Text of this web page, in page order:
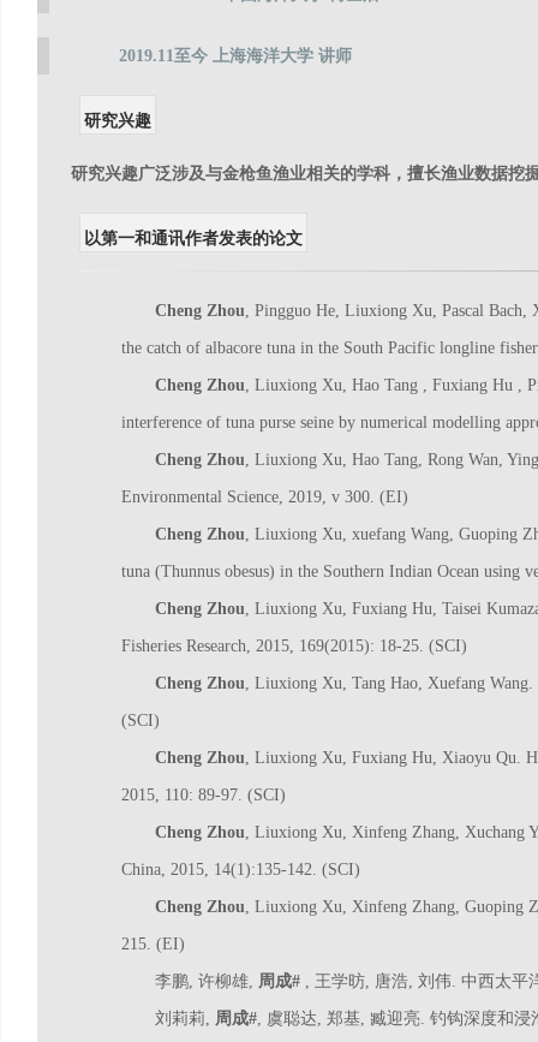
2019.11至今 上海海洋大学 讲师
研究兴趣
研究兴趣广泛涉及与金枪鱼渔业相关的学科，擅长渔业数据挖
以第一和通讯作者发表的论文
Cheng Zhou, Pingguo He, Liuxiong Xu, Pascal Bach,
the catch of albacore tuna in the South Pacific longline
Cheng Zhou, Liuxiong Xu, Hao Tang , Fuxiang Hu ,
interference of tuna purse seine by numerical modelling
Cheng Zhou, Liuxiong Xu, Hao Tang, Rong Wan,
Environmental Science, 2019, v 300. (EI)
Cheng Zhou, Liuxiong Xu, xuefang Wang, Guoping
tuna (Thunnus obesus) in the Southern Indian Ocean using
Cheng Zhou, Liuxiong Xu, Fuxiang Hu, Taisei
Fisheries Research, 2015, 169(2015): 18-25. (SCI)
Cheng Zhou, Liuxiong Xu, Tang Hao, Xuefang Wang.
(SCI)
Cheng Zhou, Liuxiong Xu, Fuxiang Hu, Xiaoyu Qu.
2015, 110: 89-97. (SCI)
Cheng Zhou, Liuxiong Xu, Xinfeng Zhang, Xuchang
China, 2015, 14(1):135-142. (SCI)
Cheng Zhou, Liuxiong Xu, Xinfeng Zhang, Guoping
215. (EI)
李鹏, 许柳雄, 周成# , 王学昉, 唐浩, 刘伟. 中西太平
刘莉莉, 周成#, 虞聪达, 郑基, 臧迎亮. 钓钩深度和